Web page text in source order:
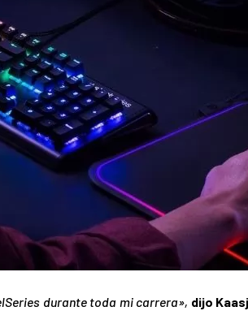
durante toda mi carrera», dijo